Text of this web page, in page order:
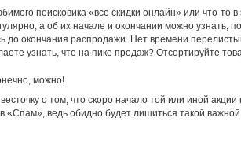
поисковика «все скидки онлайн» или что-
а об их начале и окончании можно узнать,
до окончания распродажи. Нет времени
узнать, что на пике продаж? Отсортируйте
можно!
о том, что скоро начало той или иной
«Спам», ведь обидно будет лишиться такой